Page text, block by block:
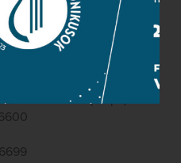
Marcell u. 1. (Müpa)